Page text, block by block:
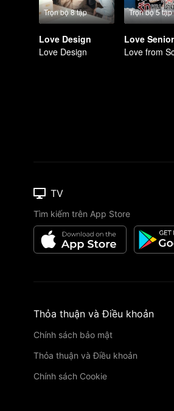
Trọn bộ 8 tập
Love Design
Love Design
Trọn bộ 5 tập
TV
Tìm kiếm trên App Store
Thỏa thuận và Điều khoản
Chính sách bảo mật
Thỏa thuận và Điều khoản
Chính sách Cookie